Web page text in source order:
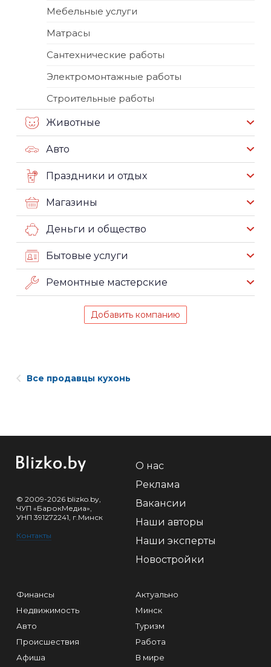
Мебельные услуги
Матрасы
Сантехнические работы
Электромонтажные работы
Строительные работы
Животные
Авто
Праздники и отдых
Магазины
Деньги и общество
Бытовые услуги
Ремонтные мастерские
Добавить компанию
Все продавцы кухонь
© 2009-2026 blizko.by,
ЧУП «БарокМедиа»,
УНП 391272241, г.Минск
Контакты
О нас
Реклама
Вакансии
Наши авторы
Наши эксперты
Новостройки
Финансы
Недвижимость
Авто
Происшествия
Афиша
Актуально
Минск
Туризм
Работа
В мире